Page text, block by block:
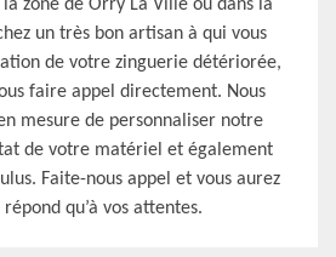
zone de Orry La Ville ou dans la
un très bon artisan à qui vous
de votre zinguerie détériorée,
faire appel directement. Nous
mesure de personnaliser notre
de votre matériel et également
Faite-nous appel et vous aurez
qu’à vos attentes.